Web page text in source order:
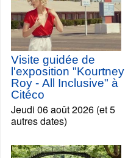
Visite guidée de
l'exposition "Kourtney
Roy - All Inclusive" à
Citéco
Jeudi 06 août 2026 (et 5
autres dates)